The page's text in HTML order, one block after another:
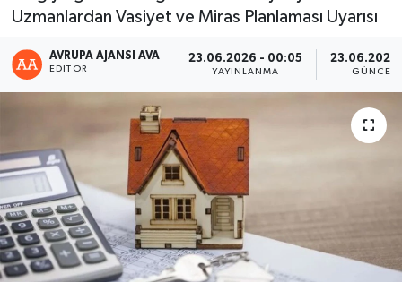
Uzmanlardan Vasiyet ve Miras Planlaması Uyarısı
AVRUPA AJANSI AVA
EDITÖR
23.06.2026 - 00:05
YAYINLANMA
23.06.2026